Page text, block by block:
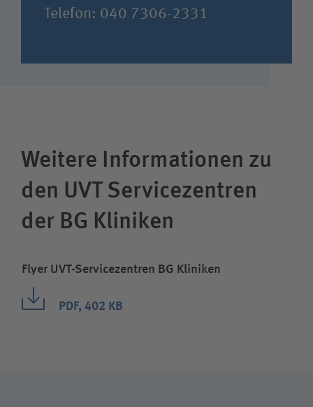
Telefon: 040 7306-2331
Weitere Informationen zu
den UVT Servicezentren
der BG Kliniken
Flyer UVT-Servicezentren BG Kliniken
PDF, 402 KB